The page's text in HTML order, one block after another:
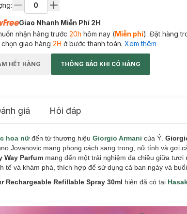
Giao Nhanh Miễn Phí 2H
nhận hàng trước 20h hôm nay (Miễn phí). Đặt hàng
giao hàng 2H ở bước thanh toán. Xem thêm
HẾT HÀNG THÔNG BÁO KHI CÓ HÀNG
giá Hỏi đáp
hoa nữđến từ thương hiệu Giorgio Armani của Ý.
Jovanovic mang phong cách sang trọng, nữ tính và gợi
Way Parfum mang đến một trải nghiệm đa chiều giữa tươi
và khám phá, thích hợp để sử dụng cả ban ngày và buổi
Rechargeable Refillable Spray 30ml hiện đã có tại